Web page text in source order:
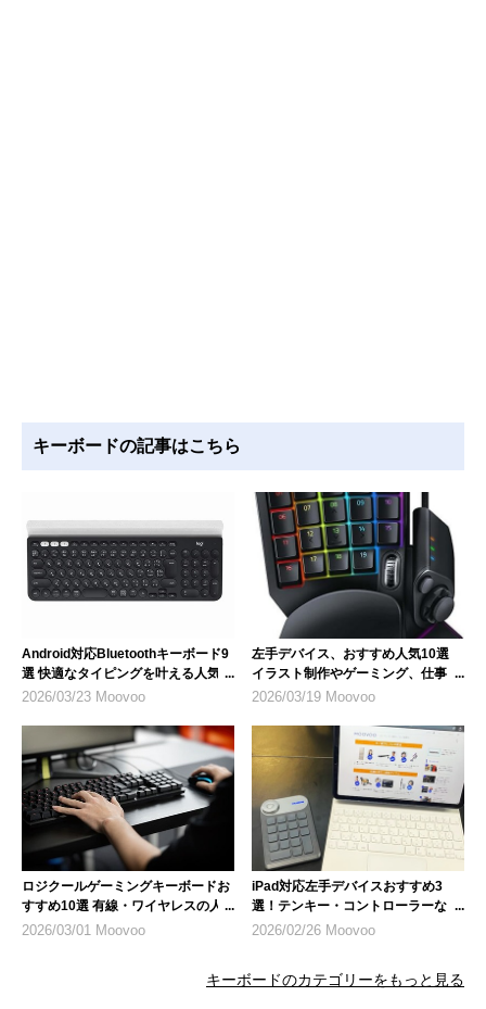
キーボードの記事はこちら
Android対応Bluetoothキーボード9
選 快適なタイピングを叶える人気モ
デル
2026/03/23 Moovoo
左手デバイス、おすすめ人気10選
イラスト制作やゲーミング、仕事を
効率化
2026/03/19 Moovoo
ロジクールゲーミングキーボードお
すすめ10選 有線・ワイヤレスの人
気モデル
2026/03/01 Moovoo
iPad対応左手デバイスおすすめ3
選！テンキー・コントローラーな
ど、選び方のポイントも解説
2026/02/26 Moovoo
キーボードのカテゴリーをもっと見る